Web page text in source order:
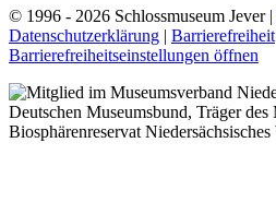
© 1996 - 2026 Schlossmuseum Jever |
Datenschutzerklärung | Barrierefreiheit
Barrierefreiheitseinstellungen öffnen